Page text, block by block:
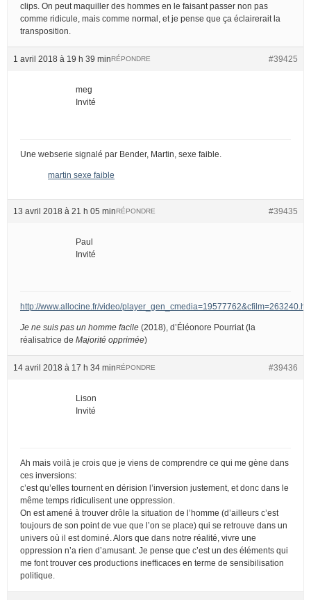
clips. On peut maquiller des hommes en le faisant passer non pas
comme ridicule, mais comme normal, et je pense que ça éclairerait la
transposition.
1 avril 2018 à 19 h 39 min #39425
RÉPONDRE
meg
Invité
Une webserie signalé par Bender, Martin, sexe faible.
martin sexe faible
13 avril 2018 à 21 h 05 min #39435
RÉPONDRE
Paul
Invité
http://www.allocine.fr/video/
Je ne suis pas un homme facile (2018), d’Éléonore Pourriat (la
réalisatrice de Majorité opprimée)
14 avril 2018 à 17 h 34 min #39436
RÉPONDRE
Lison
Invité
Ah mais voilà je crois que je viens de comprendre ce qui me gène dans
ces inversions:
c’est qu’elles tournent en dérision l’inversion justement, et donc dans le
même temps ridiculisent une oppression.
On est amené à trouver drôle la situation de l’homme (d’ailleurs c’est
toujours de son point de vue que l’on se place) qui se retrouve dans un
univers où il est dominé. Alors que dans notre réalité, vivre une
oppression n’a rien d’amusant. Je pense que c’est un des éléments qui
me font trouver ces productions inefficaces en terme de sensibilisation
politique.